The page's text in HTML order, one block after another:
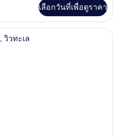
เลือกวันที่เพื่อดูราคา
ห้องพรีเมียร์, เตียงคิงไซส์ 1 เตียง, วิว
วิวทะเล